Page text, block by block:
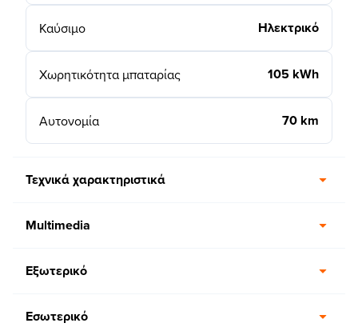
Καύσιμο Ηλεκτρικό
Χωρητικότητα μπαταρίας 105 kWh
Αυτονομία 70 km
Τεχνικά χαρακτηριστικά
Multimedia
Εξωτερικό
Εσωτερικό